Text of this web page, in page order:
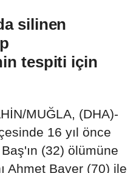
silinen
tespiti için
MUĞLA, (DHA)-
16 yıl önce
(32) ölümüne
Ahmet Bayer (70) ile